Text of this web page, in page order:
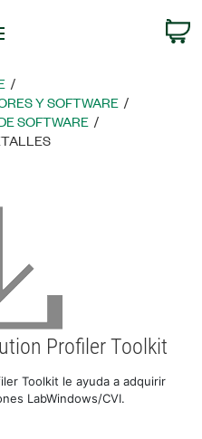
Y SOFTWARE
SOFTWARE
Profiler Toolkit
Toolkit le ayuda a adquirir
LabWindows/CVI.